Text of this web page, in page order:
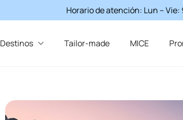
Horario de atención: Lun – Vie:
Destinos Tailor-made MICE